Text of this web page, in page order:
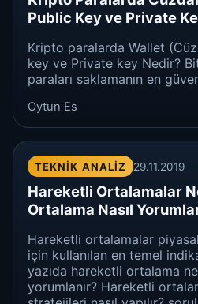
Public Key ve Private
Kripto paralarda Wallet
key ve Private key Nedir?
paraları saklamanın en
Oytun Es
TEKNIK ANALIZ 29.11.2019
Hareketli Ortalamalar
Ortalama Nasıl
Hareketli ortalamalar
için kullanılan en temel
yazıda hareketli ortalama
yorumlanır? Hareketli